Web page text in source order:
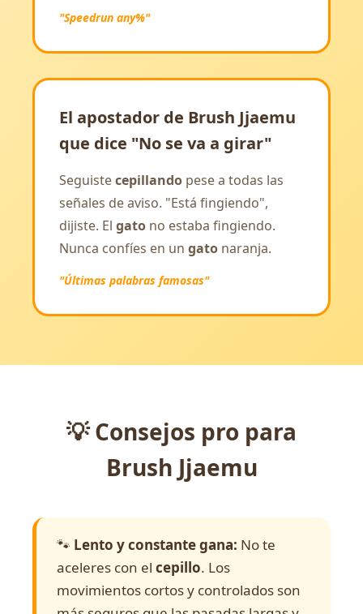
"Speedrun any%"
El apostador de Brush Jjaemu
que dice "No se va a girar"
Seguistecepillando pese a todas las
señales de aviso. "Está fingiendo",
dijiste. El gato no estaba fingiendo.
Nunca confíes en un gato naranja.
"Últimas palabras famosas"
💡 Consejos pro para
Brush Jjaemu
🐾 Lento y constante gana: No te
aceleres con el cepillo. Los
movimientos cortos y controlados son